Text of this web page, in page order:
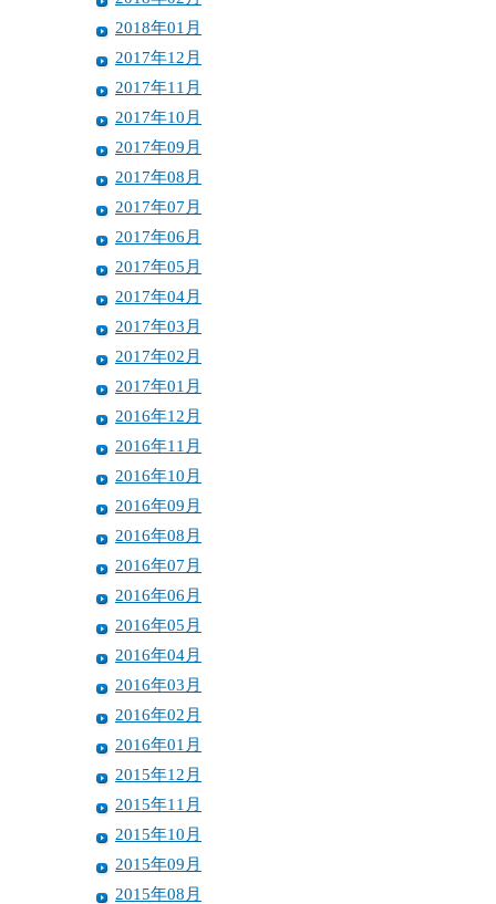
2018年01月
2017年12月
2017年11月
2017年10月
2017年09月
2017年08月
2017年07月
2017年06月
2017年05月
2017年04月
2017年03月
2017年02月
2017年01月
2016年12月
2016年11月
2016年10月
2016年09月
2016年08月
2016年07月
2016年06月
2016年05月
2016年04月
2016年03月
2016年02月
2016年01月
2015年12月
2015年11月
2015年10月
2015年09月
2015年08月